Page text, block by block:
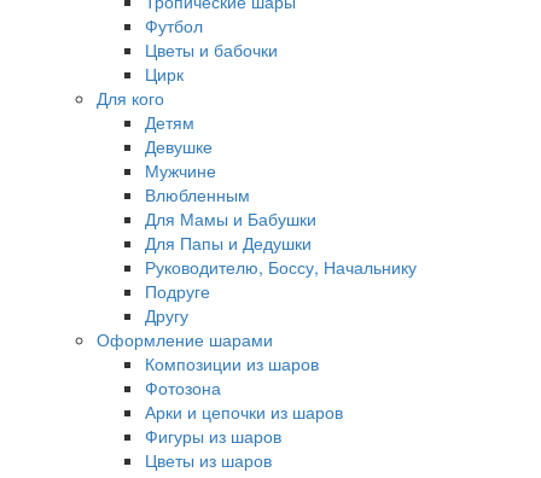
Футбол
Цветы и бабочки
Цирк
Для кого
Детям
Девушке
Мужчине
Влюбленным
Для Мамы и Бабушки
Для Папы и Дедушки
Руководителю, Боссу, Начальнику
Подруге
Другу
Оформление шарами
Композиции из шаров
Фотозона
Арки и цепочки из шаров
Фигуры из шаров
Цветы из шаров